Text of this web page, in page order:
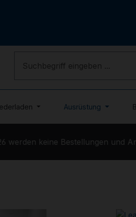
Ausrüstung
keine Bestellungen und